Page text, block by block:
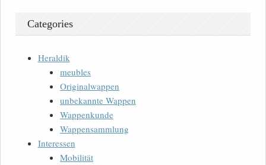
Categories
Heraldik
meubles
Originalwappen
unbekannte Wappen
Wappenkunde
Wappensammlung
Interessen
Mobilität